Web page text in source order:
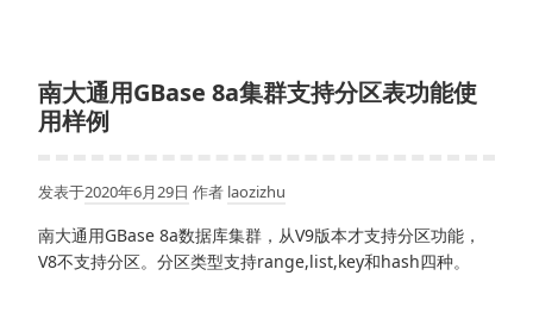
南大通用GBase 8a集群支持分区表功能使
用样例
发表于2020年6月29日 作者 laozizhu
南大通用GBase 8a数据库集群，从V9版本才支持分区功能，
V8不支持分区。分区类型支持range,list,key和hash四种。